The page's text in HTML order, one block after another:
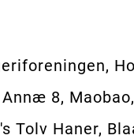
8,
Tolv Haner,